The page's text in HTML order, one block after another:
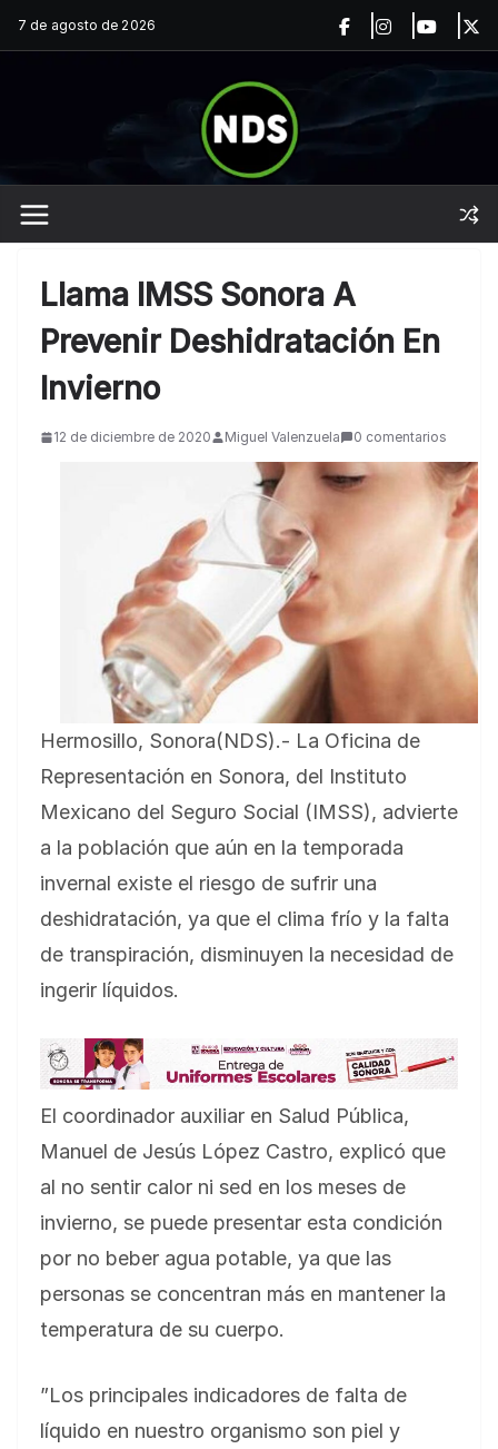
Saltar
al
7 de agosto de 2026
Llama IMSS Sonora A
Prevenir Deshidratación En
Invierno
12 de diciembre de 2020 Miguel Valenzuela 0 comentarios
Hermosillo, Sonora(NDS).- La Oficina de
Representación en Sonora, del Instituto
Mexicano del Seguro Social (IMSS), advierte
a la población que aún en la temporada
invernal existe el riesgo de sufrir una
deshidratación, ya que el clima frío y la falta
de transpiración, disminuyen la necesidad de
ingerir líquidos.
El coordinador auxiliar en Salud Pública,
Manuel de Jesús López Castro, explicó que
al no sentir calor ni sed en los meses de
invierno, se puede presentar esta condición
por no beber agua potable, ya que las
personas se concentran más en mantener la
temperatura de su cuerpo.
”Los principales indicadores de falta de
líquido en nuestro organismo son piel y